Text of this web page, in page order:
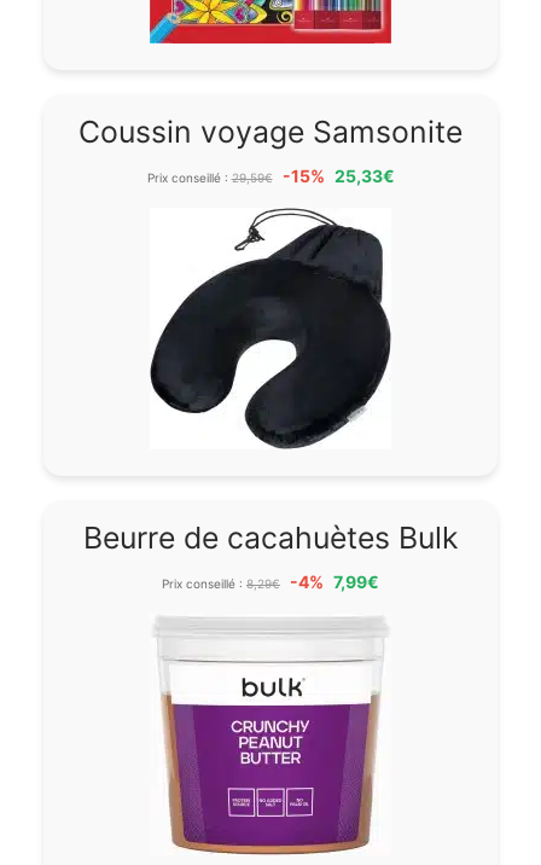
Coussin voyage Samsonite
Prix conseillé :29,59€ -15% 25,33€
Beurre de cacahuètes Bulk
Prix conseillé : 8,29€ -4% 7,99€